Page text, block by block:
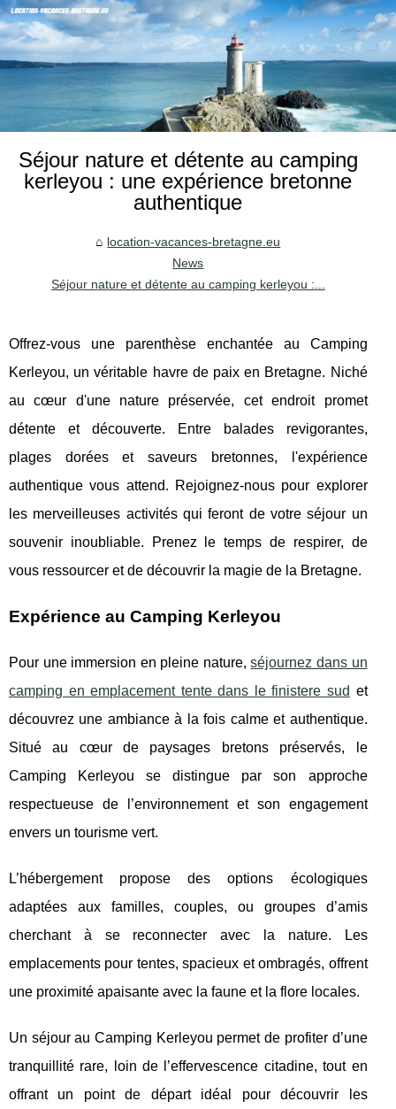
Séjour nature et détente au camping
kerleyou : une expérience bretonne
authentique
location-vacances-bretagne.eu
News
Séjour nature et détente au camping kerleyou :...
Offrez-vous une parenthèse enchantée au Camping
Kerleyou, un véritable havre de paix en Bretagne. Niché
au cœur d'une nature préservée, cet endroit promet
détente et découverte. Entre balades revigorantes,
plages dorées et saveurs bretonnes, l'expérience
authentique vous attend. Rejoignez-nous pour explorer
les merveilleuses activités qui feront de votre séjour un
souvenir inoubliable. Prenez le temps de respirer, de
vous ressourcer et de découvrir la magie de la Bretagne.
Expérience au Camping Kerleyou
Pour une immersion en pleine nature,séjournez dans un
camping en emplacement tente dans le finistere sud et
découvrez une ambiance à la fois calme et authentique.
Situé au cœur de paysages bretons préservés, le
Camping Kerleyou se distingue par son approche
respectueuse de l’environnement et son engagement
envers un tourisme vert.
L’hébergement propose des options écologiques
adaptées aux familles, couples, ou groupes d’amis
cherchant à se reconnecter avec la nature. Les
emplacements pour tentes, spacieux et ombragés, offrent
une proximité apaisante avec la faune et la flore locales.
Un séjour au Camping Kerleyou permet de profiter d’une
tranquillité rare, loin de l’effervescence citadine, tout en
offrant un point de départ idéal pour découvrir les